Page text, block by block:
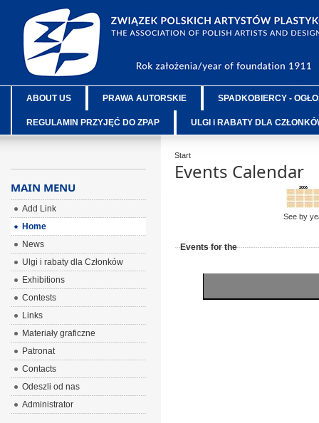
ABOUT US PRAWA AUTORSKIE SPADKOBIERCY -
REGULAMIN PRZYJĘĆ DO ZPAP ULGI i RABATY DLA
Start
Events Calendar
See by
Events for the
MAIN MENU
Add Link
Home
News
Ulgi i rabaty dla Członków
Exhibitions
Contests
Links
Materiały graficzne
Patronat
Contacts
Odeszli od nas
Administrator